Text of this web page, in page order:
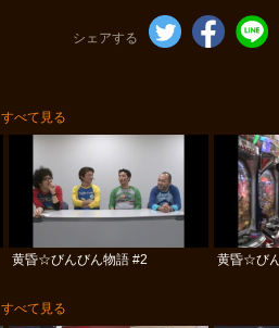
シェアする
すべて見る
黄昏☆びんびん物語 #2 黄昏☆び
すべて見る